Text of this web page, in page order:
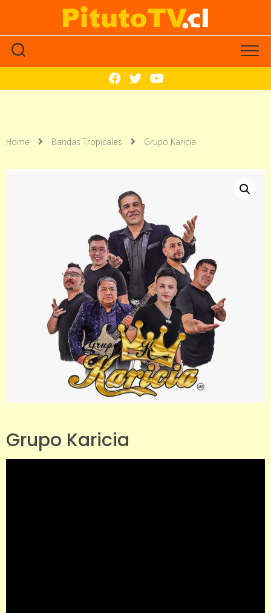
Home Bandas Tropicales Grupo Karicia
Grupo Karicia